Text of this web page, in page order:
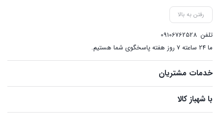
رفتن به بالا
تلفن 09106762528
ما ۲۴ ساعته ۷ روز هفته پاسخگوی شما هستیم.
خدمات مشتریان
با شهباز کالا